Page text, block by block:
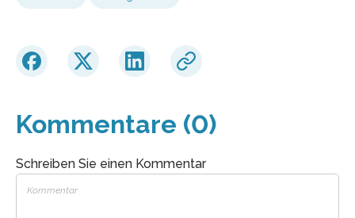
Kommentare (0)
Schreiben Sie einen Kommentar